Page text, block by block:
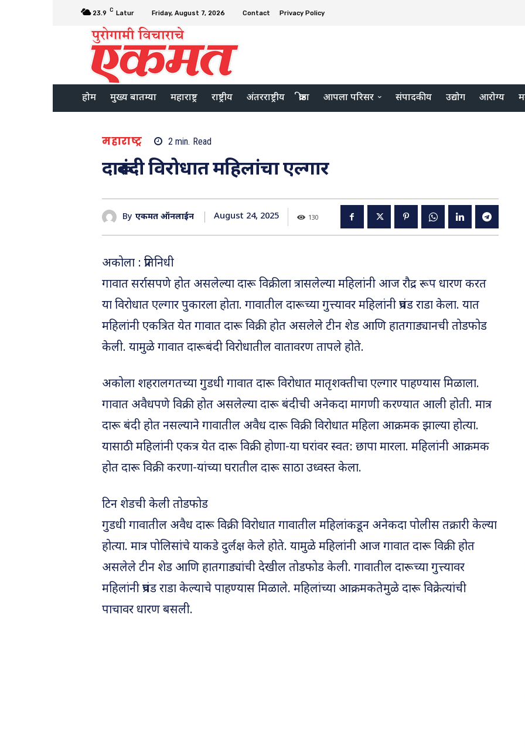
23.9 C Latur Friday, August 7, 2026 Contact Privacy Policy
होम मुख्य बातम्या महाराष्ट्र राष्ट्रीय अंतरराष्ट्रीय क्रीडा आपला परिसर संपादकीय उद्योग आरोग्य
महाराष्ट्र 2 min. Read
दारूबंदी विरोधात महिलांचा एल्गार
By एकमत ऑनलाईन August 24, 2025 130
अकोला : प्रतिनिधी
गावात सर्रासपणे होत असलेल्या दारू विक्रीला त्रासलेल्या महिलांनी आज रौद्र रूप धारण करत
या विरोधात एल्गार पुकारला होता. गावातील दारूच्या गुत्त्यावर महिलांनी प्रचंड राडा केला. यात
महिलांनी एकत्रित येत गावात दारू विक्री होत असलेले टीन शेड आणि हातगाड्यानची तोडफोड
केली. यामुळे गावात दारूबंदी विरोधातील वातावरण तापले होते.
अकोला शहरालगतच्या गुडधी गावात दारू विरोधात मातृशक्तीचा एल्गार पाहण्यास मिळाला.
गावात अवैधपणे विक्री होत असलेल्या दारू बंदीची अनेकदा मागणी करण्यात आली होती. मात्र
दारू बंदी होत नसल्याने गावातील अवैध दारू विक्री विरोधात महिला आक्रमक झाल्या होत्या.
यासाठी महिलांनी एकत्र येत दारू विक्री होणा-या घरांवर स्वत: छापा मारला. महिलांनी आक्रमक
होत दारू विक्री करणा-यांच्या घरातील दारू साठा उध्वस्त केला.
टिन शेडची केली तोडफोड
गुडधी गावातील अवैध दारू विक्री विरोधात गावातील महिलांकडून अनेकदा पोलीस तक्रारी केल्या
होत्या. मात्र पोलिसांचे याकडे दुर्लक्ष केले होते. यामुळे महिलांनी आज गावात दारू विक्री होत
असलेले टीन शेड आणि हातगाड्यांची देखील तोडफोड केली. गावातील दारूच्या गुत्त्यावर
महिलांनी प्रचंड राडा केल्याचे पाहण्यास मिळाले. महिलांच्या आक्रमकतेमुळे दारू विक्रेत्यांची
पाचावर धारण बसली.